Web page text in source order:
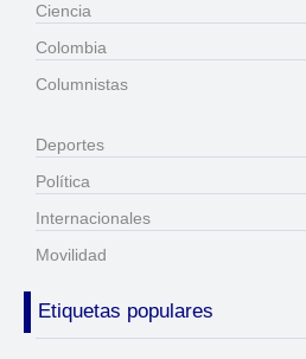
Ciencia
Colombia
Columnistas
Deportes
Política
Internacionales
Movilidad
Etiquetas populares